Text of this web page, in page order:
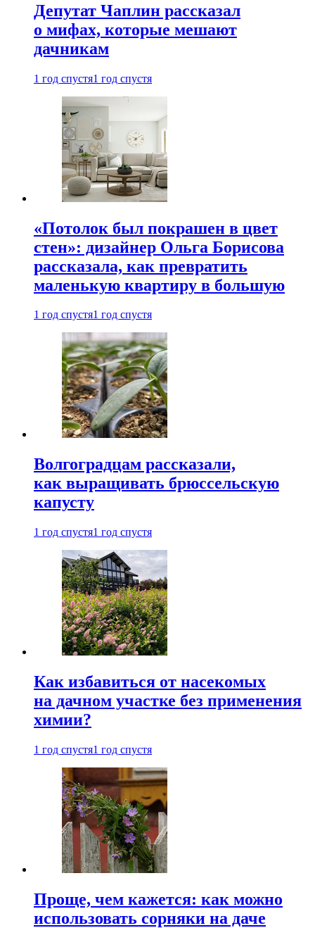
Депутат Чаплин рассказал
о мифах, которые мешают
дачникам
1 год спустя1 год спустя
«Потолок был покрашен в цвет
стен»: дизайнер Ольга Борисова
рассказала, как превратить
маленькую квартиру в большую
1 год спустя1 год спустя
Волгоградцам рассказали,
как выращивать брюссельскую
капусту
1 год спустя1 год спустя
Как избавиться от насекомых
на дачном участке без применения
химии?
1 год спустя1 год спустя
Проще, чем кажется: как можно
использовать сорняки на даче